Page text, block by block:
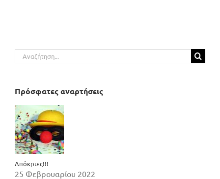
Αναζήτηση
για:
Πρόσφατες αναρτήσεις
Απόκριες!!!
25 Φεβρουαρίου 2022